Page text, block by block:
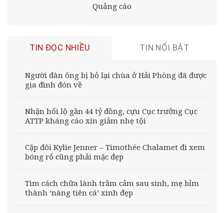
Quảng cáo
TIN ĐỌC NHIỀU TIN NỔI BẬT
Người đàn ông bị bỏ lại chùa ở Hải Phòng đã được
gia đình đón về
Nhận hối lộ gần 44 tỷ đồng, cựu Cục trưởng Cục
ATTP kháng cáo xin giảm nhẹ tội
Cặp đôi Kylie Jenner – Timothée Chalamet đi xem
bóng rổ cũng phải mặc đẹp
Tìm cách chữa lành trầm cảm sau sinh, mẹ bỉm
thành ‘nàng tiên cá’ xinh đẹp